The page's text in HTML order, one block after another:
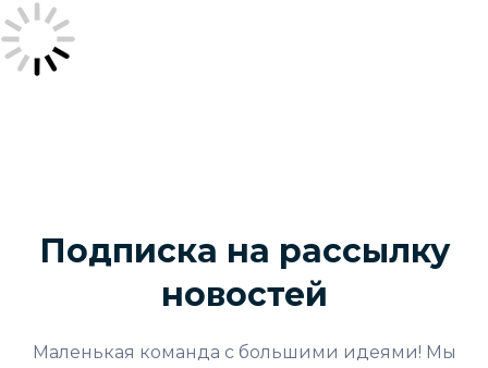
Подписка на рассылку
новостей
Маленькая команда с большими идеями! Мы